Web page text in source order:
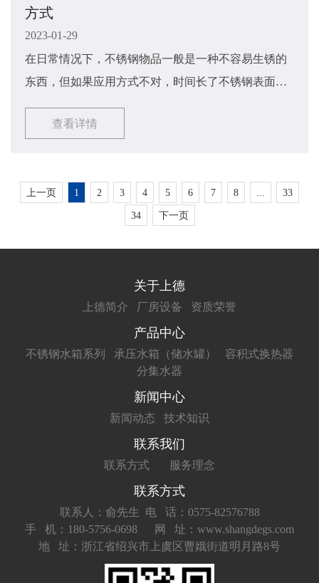
方式
2023-01-29
在日常情况下，不锈钢物品一般是一种不容易生锈的
东西，但如果应用方式不对，时间长了不锈钢表面就
干净，因为垃圾附着在水箱表面形成，所以使用后一
水箱​该如何进行洗涤呢？接下来由小编来讲解一下
吧，希望能够对大家有所帮助。
查看详情
上一页 1 2 3 4 5 6 7 8 ... 33
34 下一页
关于上德
上德简介 厂房设备 资质荣誉
产品中心
不锈钢水箱系列 承压水箱（储水罐）
容积式换热器
分集水器
新闻中心
新闻动态 技术知识
联系我们
联系方式 服务理念
联系方式
联系人：俞先生
电 话：0575-82576788
手 机：180-5756-0698
网 址：www.shangdegs.com
地 址：浙江省绍兴市上虞区曹娥街道明月路8号